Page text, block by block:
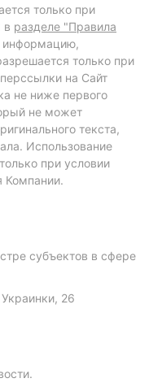
только при
в разделе "Правила
информацию,
только при
на Сайт
не ниже первого
не может
текста,
Использование
при условии
Компании.
субъектов в сфере
26